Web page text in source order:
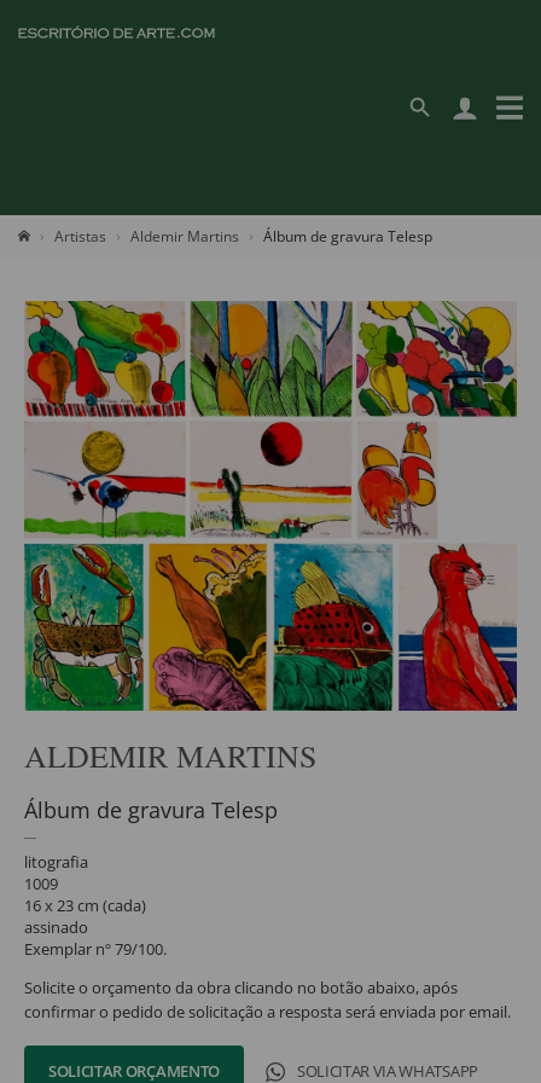
Artistas Aldemir Martins Álbum de gravura Telesp
ALDEMIR MARTINS
Álbum de gravura Telesp
litografia
1009
16 x 23 cm (cada)
assinado
Exemplar nº 79/100.
Solicite o orçamento da obra clicando no botão abaixo, após
confirmar o pedido de solicitação a resposta será enviada por email.
SOLICITAR ORÇAMENTO SOLICITAR VIA WHATSAPP